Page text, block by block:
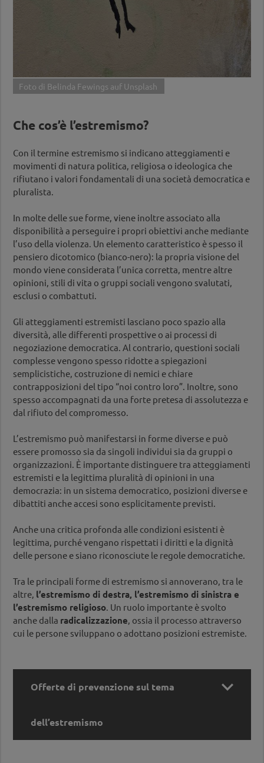
Foto di Belinda Fewings auf Unsplash
Che cos’è l’estremismo?
Con il termine estremismo si indicano atteggiamenti e
movimenti di natura politica, religiosa o ideologica che
rifiutano i valori fondamentali di una società democratica e
pluralista.
In molte delle sue forme, viene inoltre associato alla
disponibilità a perseguire i propri obiettivi anche mediante
l’uso della violenza. Un elemento caratteristico è spesso il
pensiero dicotomico (bianco-nero): la propria visione del
mondo viene considerata l’unica corretta, mentre altre
opinioni, stili di vita o gruppi sociali vengono svalutati,
esclusi o combattuti.
Gli atteggiamenti estremisti lasciano poco spazio alla
diversità, alle differenti prospettive o ai processi di
negoziazione democratica. Al contrario, questioni sociali
complesse vengono spesso ridotte a spiegazioni
semplicistiche, costruzione di nemici e chiare
contrapposizioni del tipo “noi contro loro”. Inoltre, sono
spesso accompagnati da una forte pretesa di assolutezza e
dal rifiuto del compromesso.
L’estremismo può manifestarsi in forme diverse e può
essere promosso sia da singoli individui sia da gruppi o
organizzazioni. È importante distinguere tra atteggiamenti
estremisti e la legittima pluralità di opinioni in una
democrazia: in un sistema democratico, posizioni diverse e
dibattiti anche accesi sono esplicitamente previsti.
Anche una critica profonda alle condizioni esistenti è
legittima, purché vengano rispettati i diritti e la dignità
delle persone e siano riconosciute le regole democratiche.
Tra le principali forme di estremismo si annoverano, tra le
altre, l’estremismo di destra, l’estremismo di sinistra e
l’estremismo religioso . Un ruolo importante è svolto
anche dalla radicalizzazione , ossia il processo attraverso
cui le persone sviluppano o adottano posizioni estremiste.
Offerte di prevenzione sul tema
dell’estremismo
